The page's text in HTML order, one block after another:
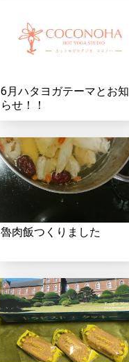
6月ハタヨガテーマとお知
らせ！！
魯肉飯つくりました